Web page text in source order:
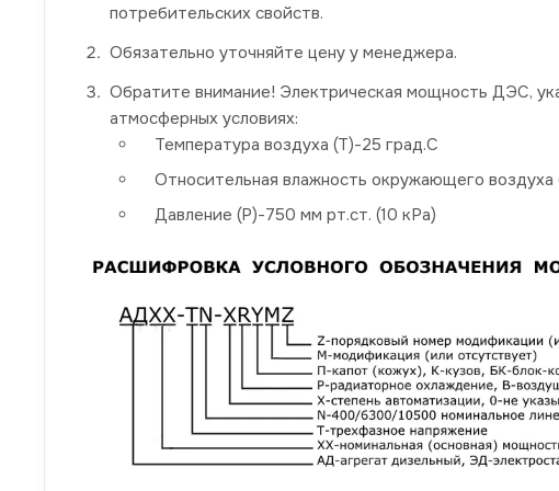
потребительских свойств.
Обязательно уточняйте цену у менеджера.
Обратите внимание! Электрическая мощность ДЭС,
атмосферных условиях:
Температура воздуха (Т)-25 град.С
Относительная влажность окружающего воздуха
Давление (P)-750 мм рт.ст. (10 кРа)